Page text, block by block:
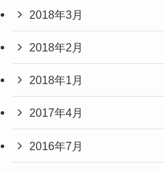
2018年3月
2018年2月
2018年1月
2017年4月
2016年7月